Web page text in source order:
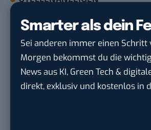
Smarter als dein
Sei anderen immer einen Schritt
Morgen bekommst du die
News aus KI, Green Tech &
direkt, exklusiv und kostenlos in
Social Media Content
moveUP Media GmbHin
Anforderungs- und
touristische...